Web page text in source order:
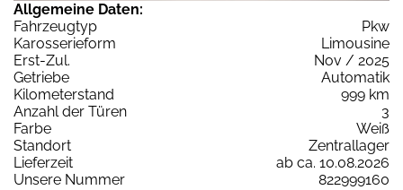
Allgemeine Daten:
Fahrzeugtyp
Pkw
Karosserieform
Limousine
Erst-Zul.
Nov / 2025
Getriebe
Automatik
Kilometerstand
999 km
Anzahl der Türen
3
Farbe
Weiß
Standort
Zentrallager
Lieferzeit
ab ca. 10.08.2026
Unsere Nummer
822999160